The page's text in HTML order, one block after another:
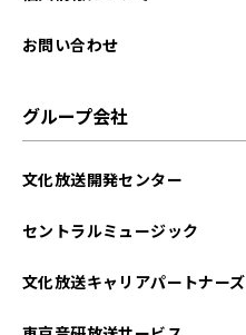
お問い合わせ
グループ会社
文化放送開発センター
セントラルミュージック
文化放送キャリアパートナーズ